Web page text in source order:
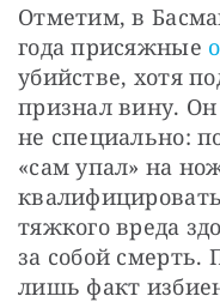
Отметим, в
года присяжные
убийстве, хотя
признал вину. Он
не специально:
«сам упал» на
тяжкого вреда
за собой
лишь факт